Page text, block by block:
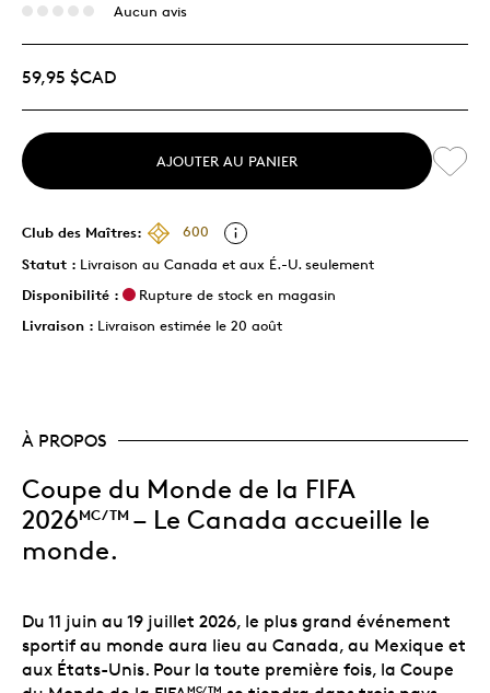
Aucun avis
59,95 $CAD
AJOUTER AU PANIER
Club des Maîtres:
600
Statut : Livraison au Canada et aux É.-U. seulement
Disponibilité :
Rupture de stock en magasin
Livraison : Livraison estimée le 20 août
À PROPOS
Coupe du Monde de la FIFA
2026MC/TM – Le Canada accueille le
monde.
Du 11 juin au 19 juillet 2026, le plus grand événement
sportif au monde aura lieu au Canada, au Mexique et
aux États-Unis. Pour la toute première fois, la Coupe
MC/TM